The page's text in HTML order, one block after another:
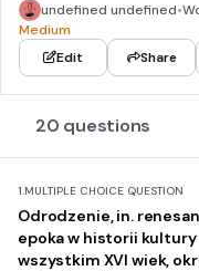
undefined undefined•
Medium
Edit
Share
20 questions
1.MULTIPLE CHOICE QUESTION
Odrodzenie, in.
epoka w historii
wszystkim XVI wiek,